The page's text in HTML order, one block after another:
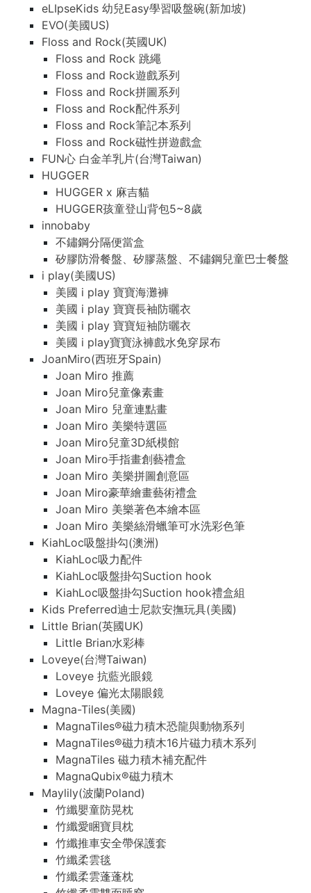
eLIpseKids 幼兒Easy學習吸盤碗(新加坡)
EVO(美國US)
Floss and Rock(英國UK)
Floss and Rock 跳繩
Floss and Rock遊戲系列
Floss and Rock拼圖系列
Floss and Rock配件系列
Floss and Rock筆記本系列
Floss and Rock磁性拼遊戲盒
FUN心 白金羊乳片(台灣Taiwan)
HUGGER
HUGGER x 麻吉貓
HUGGER孩童登山背包5~8歲
innobaby
不鏽鋼分隔便當盒
矽膠防滑餐盤、矽膠蒸盤、不鏽鋼兒童巴士餐盤
i play(美國US)
美國 i play 寶寶海灘褲
美國 i play 寶寶長袖防曬衣
美國 i play 寶寶短袖防曬衣
美國 i play寶寶泳褲戲水免穿尿布
JoanMiro(西班牙Spain)
Joan Miro 推薦
Joan Miro兒童像素畫
Joan Miro 兒童連點畫
Joan Miro 美樂特選區
Joan Miro兒童3D紙模館
Joan Miro手指畫創藝禮盒
Joan Miro 美樂拼圖創意區
Joan Miro豪華繪畫藝術禮盒
Joan Miro 美樂著色本繪本區
Joan Miro 美樂絲滑蠟筆可水洗彩色筆
KiahLoc吸盤掛勾(澳洲)
KiahLoc吸力配件
KiahLoc吸盤掛勾Suction hook
KiahLoc吸盤掛勾Suction hook禮盒組
Kids Preferred迪士尼款安撫玩具(美國)
Little Brian(英國UK)
Little Brian水彩棒
Loveye(台灣Taiwan)
Loveye 抗藍光眼鏡
Loveye 偏光太陽眼鏡
Magna-Tiles(美國)
MagnaTiles®磁力積木恐龍與動物系列
MagnaTiles®磁力積木16片磁力積木系列
MagnaTiles 磁力積木補充配件
MagnaQubix®磁力積木
Maylily(波蘭Poland)
竹纖嬰童防晃枕
竹纖愛睏寶貝枕
竹纖推車安全帶保護套
竹纖柔雲毯
竹纖柔雲蓬蓬枕